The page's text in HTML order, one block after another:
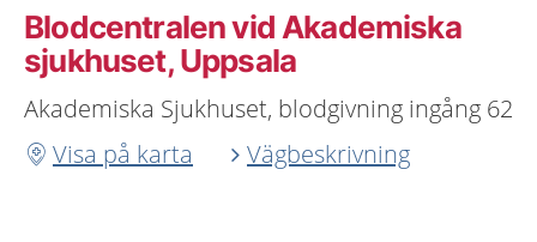
Blodcentralen vid Akademiska
sjukhuset, Uppsala
Akademiska Sjukhuset, blodgivning ingång 62
Visa på karta
Vägbeskrivning